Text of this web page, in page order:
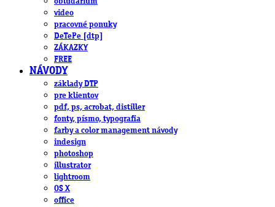
video
pracovné ponuky
DeTePe [dtp]
ZÁKAZKY
FREE
NÁVODY
základy DTP
pre klientov
pdf, ps, acrobat, distiller
fonty, písmo, typografia
farby a color management návody
indesign
photoshop
illustrator
lightroom
OS X
office